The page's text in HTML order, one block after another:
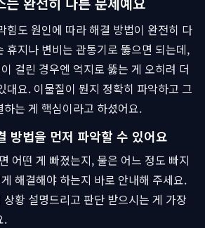
힘도 원인에 따라 해결 방법이 완전히 다
휴지나 변비는 관통기로 뚫으면 되는데,
걸린 경우엔 억지로 뚫는 게 오히려 더
대요. 이물질이 뭔지 정확히 파악하고 그
는 게 핵심이라고 하셨어요.
방법을 먼저 파악할 수 있어요
어떤 게 빠졌는지, 물은 어느 정도 빠지
해결해야 하는지 바로 안내해 주세요.
황 설명드리고 판단 받으시는 게 가장
.